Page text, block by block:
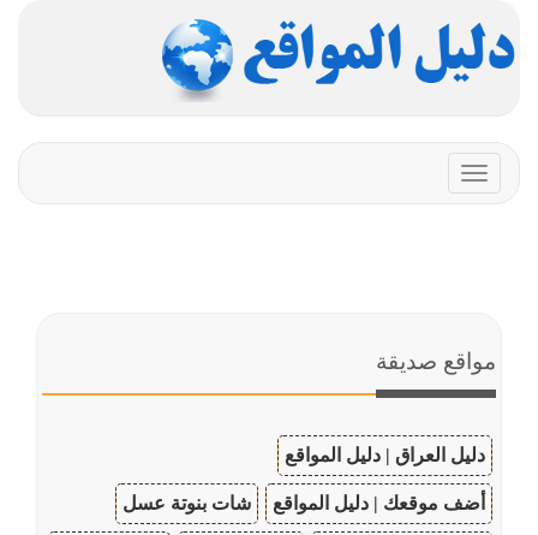
Toggle
navigation
مواقع صديقة
دليل العراق | دليل المواقع
أضف موقعك | دليل المواقع شات بنوتة عسل